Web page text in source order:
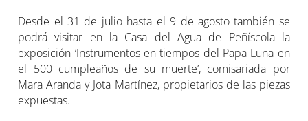
Desde el 31 de julio hasta el 9 de agosto también se
podrá visitar en la Casa del Agua de Peñíscola la
exposición ‘Instrumentos en tiempos del Papa Luna en
el 500 cumpleaños de su muerte’, comisariada por
Mara Aranda y Jota Martínez, propietarios de las piezas
expuestas.